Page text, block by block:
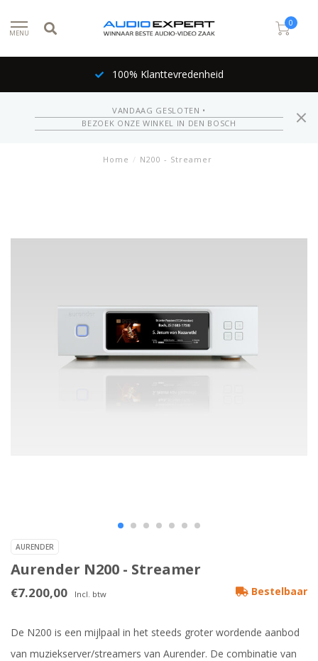
MENU
0
100% Klanttevredenheid
VANDAAG GESLOTEN •
BEZOEK ONZE WINKEL IN DEN BOSCH
Home / N200 - Streamer
AURENDER
Aurender N200 - Streamer
€7.200,00 Incl. btw Bestelbaar
De N200 is een mijlpaal in het steeds groter wordende aanbod
van muziekserver/streamers van Aurender. De combinatie van